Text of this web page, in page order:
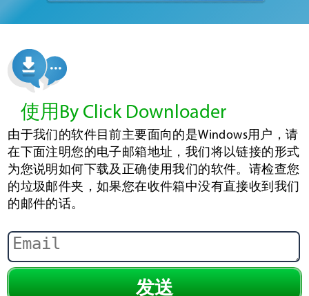
使用By Click Downloader
由于我们的软件目前主要面向的是Windows用户，请
在下面注明您的电子邮箱地址，我们将以链接的形式
为您说明如何下载及正确使用我们的软件。请检查您
的垃圾邮件夹，如果您在收件箱中没有直接收到我们
的邮件的话。
发送